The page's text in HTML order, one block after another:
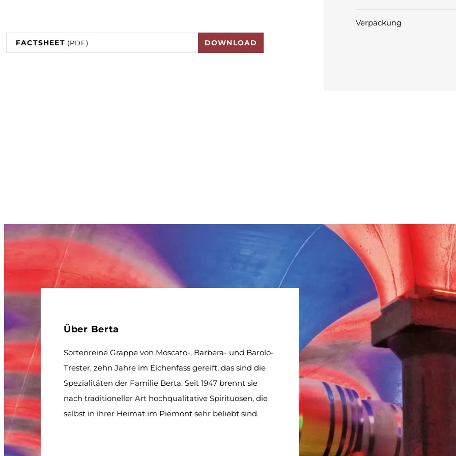
FACTSHEET (PDF) DOWNLOAD
Verpackung
Über Berta
Sortenreine Grappe von Moscato-, Barbera- und Barolo-
Trester, zehn Jahre im Eichenfass gereift, das sind die
Spezialitäten der Familie Berta. Seit 1947 brennt sie
nach traditioneller Art hochqualitative Spirituosen, die
selbst in ihrer Heimat im Piemont sehr beliebt sind.